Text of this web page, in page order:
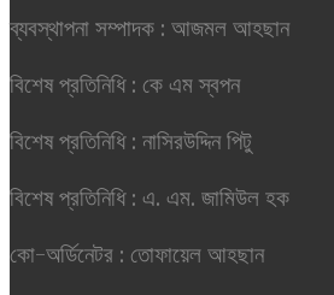
ব্যবস্থাপনা সম্পাদক : আজমল আহছান
বিশেষ প্রতিনিধি : কে এম স্বপন
বিশেষ প্রতিনিধি : নাসিরউদ্দিন পিটু
বিশেষ প্রতিনিধি : এ. এম. জামিউল হক
কো-অর্ডিনেটর : তোফায়েল আহছান